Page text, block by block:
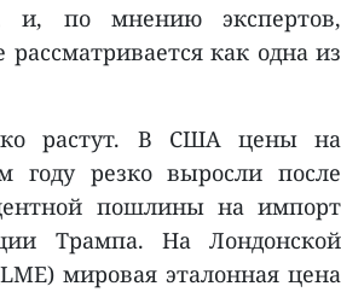
и, по мнению экспертов,
как одна из
растут. В США цены на
году резко выросли после
пошлины на импорт
Трампа. На Лондонской
мировая эталонная цена